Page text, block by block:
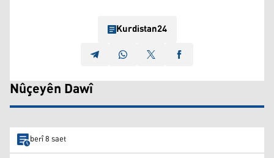
Kurdistan24
Nûçeyên Dawî
berî 8 saet